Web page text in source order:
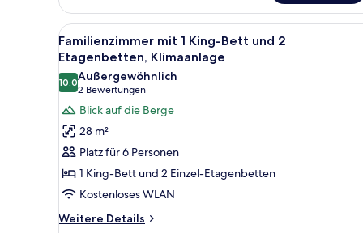
Zimmer,
Terrasse,
Klimaanlage
Alle
Fotos
für
Familienzimmer
mit
1
King-
Bett
und
2
Etagenbetten,
Familienzimmer mit 1 King-
5
Familienzimmer mit 1 King-Bett und 2
Etagenbetten, Klimaanlage
10,010,0 von 10
Außergewöhnlich
2 Bewertungen
(2
Bewertungen)
Blick auf die Berge
28 m²
Platz für 6 Personen
1 King-Bett und 2 Einzel-Etagenbetten
Kostenloses WLAN
Weitere Details
Weitere